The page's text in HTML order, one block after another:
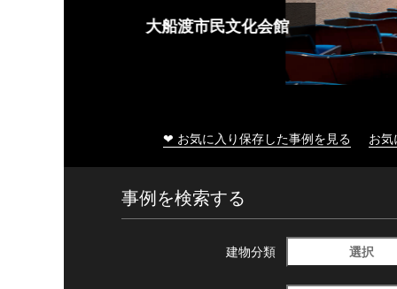
大船渡市民文化会館
❤ お気に入り保存した事例を見る お
事例を検索する
建物分類 選択